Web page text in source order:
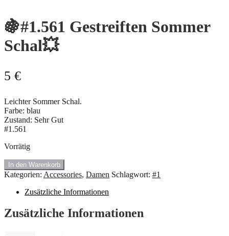
🍇#1.561 Gestreiften Sommer
Schal💥
5 €
Leichter Sommer Schal.
Farbe: blau
Zustand: Sehr Gut
#1.561
Vorrätig
🍇
#1.561
Gestreiften
Sommer
💥
Menge
In den Warenkorb
Kategorien: Accessories, Damen Schlagwort: #1
Zusätzliche Informationen
Zusätzliche Informationen